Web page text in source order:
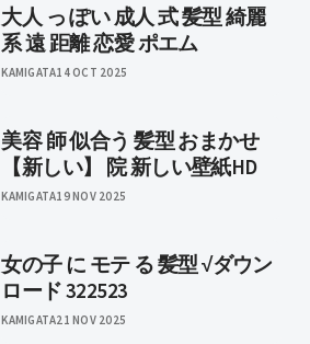
大人 っ ぽい 成人 式 髪型 綺麗
系 遠 距離 恋愛 ポエム
KAMIGATA14 OCT 2025
美容 師 似合う 髪型 おまかせ
【新しい】 院 新しい壁紙HD
KAMIGATA19 NOV 2025
女の子 に モテ る 髪型 √ダウン
ロード 322523
KAMIGATA21 NOV 2025